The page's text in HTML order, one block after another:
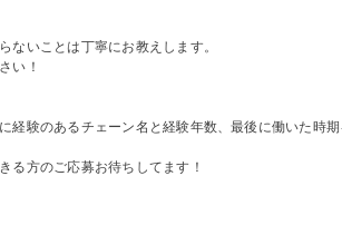
ないことは丁寧にお教えします。
い！
に経験のあるチェーン名と経験年数、最後に働いた時
る方のご応募お待ちしてます！